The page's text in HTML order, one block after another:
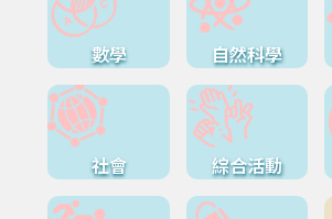
數學 自然科學
社會 綜合活動